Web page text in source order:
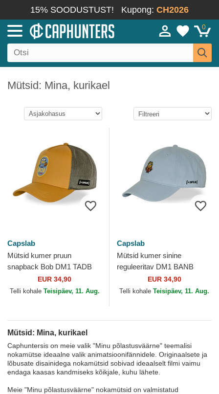
15% SOODUSTUST! Kupong: CH2026
0
Mütsid: Mina, kurikael
Capslab
Mütsid kumer pruun
snapback Bob DM1 TADB
Minion Mina, kurikael
Capslab
EUR 34,90
Telli kohale Teisipäev, 11. Aug.
Capslab
Mütsid kumer sinine
reguleeritav DM1 BANB
Minion Mina, kurikael
Capslab
EUR 34,90
Telli kohale Teisipäev, 11. Aug.
Mütsid: Mina, kurikael
Caphuntersis on meie valik "Minu põlastusväärne" teemalisi
nokamütse ideaalne valik animatsioonifännidele. Originaalsete ja
lõbusate disainidega nokamütsid sobivad ideaalselt filmi vaimu
endaga kaasas kandmiseks kõikjale, kuhu lähete.
Meie "Minu põlastusväärne" nokamütsid on valmistatud